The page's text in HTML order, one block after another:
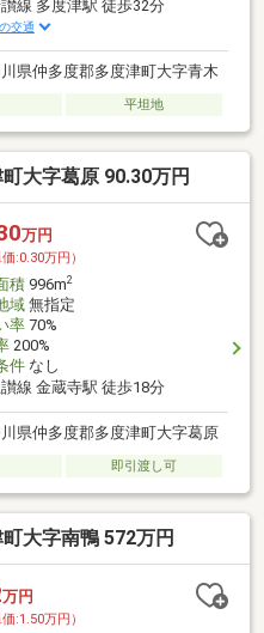
線 多度津駅 徒歩32分
交通
県仲多度郡多度津町大字青木
平坦地
大字葛原 90.30万円
万円
価:0.30万円）
積996m2
域無指定
率70%
200%
件なし
線 金蔵寺駅 徒歩18分
県仲多度郡多度津町大字葛原
即引渡し可
大字南鴨 572万円
万円
価:1.50万円）